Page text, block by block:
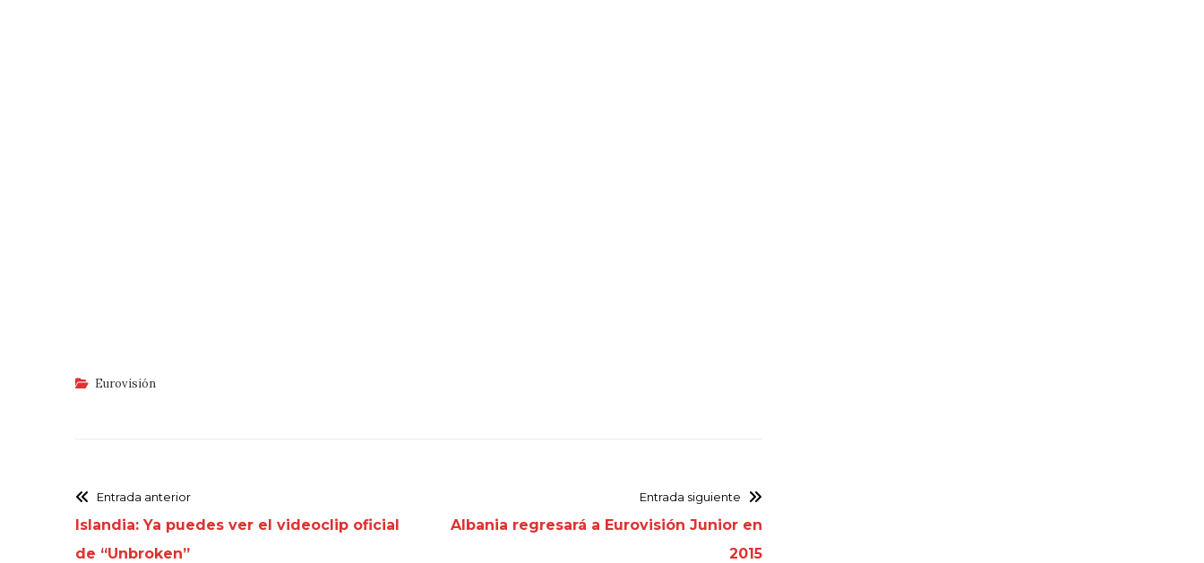
Eurovisión
Entrada anterior
Islandia: Ya puedes ver el videoclip oficial
de “Unbroken”
Entrada siguiente
Albania regresará a Eurovisión Junior en
2015